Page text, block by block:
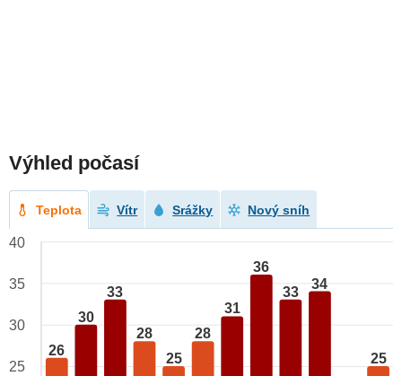
Výhled počasí
Teplota Vítr Srážky Nový sníh
26
30
33
28
25
28
31
36
33
34
25
40
35
30
25